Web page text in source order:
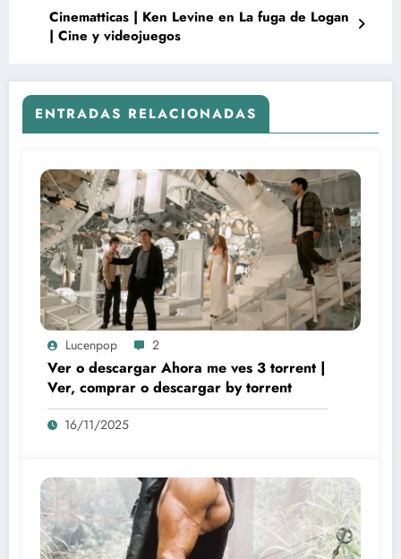
Cinematticas | Ken Levine en La fuga de Logan
| Cine y videojuegos
ENTRADAS RELACIONADAS
Lucenpop 2
Ver o descargar Ahora me ves 3 torrent |
Ver, comprar o descargar by torrent
16/11/2025